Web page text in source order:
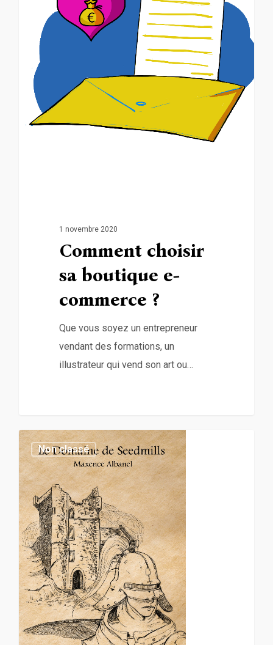
1 novembre 2020
Comment choisir
sa boutique e-
commerce ?
Que vous soyez un entrepreneur
vendant des formations, un
illustrateur qui vend son art ou…
Non classé 0